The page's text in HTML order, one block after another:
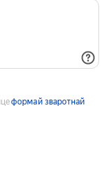
формай зваротнай